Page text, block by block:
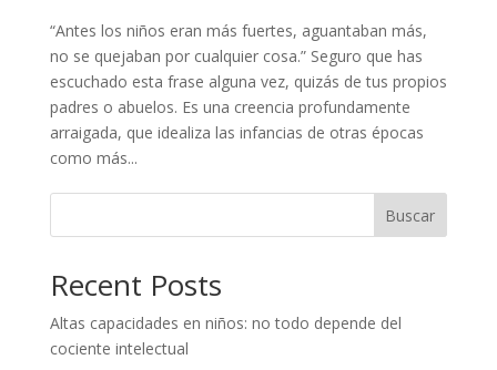
“Antes los niños eran más fuertes, aguantaban más,
no se quejaban por cualquier cosa.” Seguro que has
escuchado esta frase alguna vez, quizás de tus propios
padres o abuelos. Es una creencia profundamente
arraigada, que idealiza las infancias de otras épocas
como más...
Buscar
Recent Posts
Altas capacidades en niños: no todo depende del
cociente intelectual